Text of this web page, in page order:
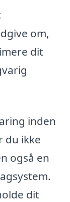
om,
dit
inden
du ikke
også en
dit